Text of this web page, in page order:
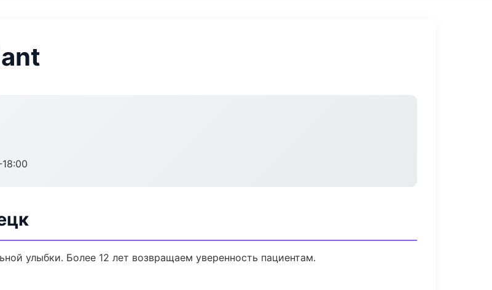
улыбки. Более 12 лет возвращаем уверенность пациентам.